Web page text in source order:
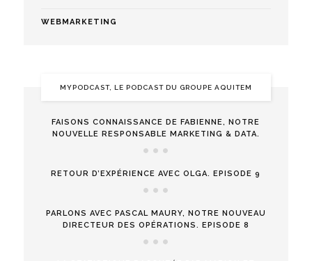
WEBMARKETING
MYPODCAST, LE PODCAST DU GROUPE AQUITEM
FAISONS CONNAISSANCE DE FABIENNE, NOTRE
NOUVELLE RESPONSABLE MARKETING & DATA.
RETOUR D’EXPÉRIENCE AVEC OLGA. EPISODE 9
PARLONS AVEC PASCAL MAURY, NOTRE NOUVEAU
DIRECTEUR DES OPÉRATIONS. EPISODE 8